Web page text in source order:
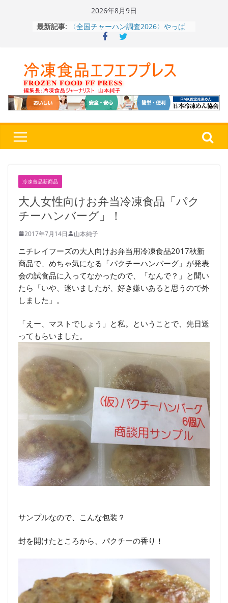
2026年8月9日
最新記事:
りお米メニュー人気1位はチャーハン
～ニチレイフーズ調べ
から新ブランド『ニップン、彩りごは
ん。』～”おいしさ”をアピール
餃子キャラ”ぎょざ・ぎょざお”POPUP
ストアで作者にご挨拶、新作”れいと
うこ～こ～”を知る
「CHEESE WONDER」5周年～夏に限
定さわやかフレーバー「CHEESE
県）：冷食番長タケムラダイ 〜ご当
冷凍食品新商品
大人女性向けお弁当冷凍食品「パク
チーハンバーグ」！
2017年7月14日 山本純子
ニチレイフーズの大人向けお弁当用冷凍食品2017秋新
商品で、めちゃ気になる「パクチーハンバーグ」が発表
会の試食品に入ってなかったので、「なんで？」と聞い
たら「いや、迷いましたが、好き嫌いあると思うので外
しました」。
「えー、マストでしょう」と私。ということで、先日送
ってもらいました。
サンプルなので、こんな包装？
封を開けたところから、パクチーの香り！